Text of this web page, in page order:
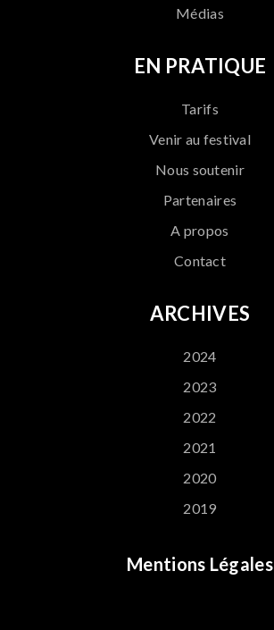
Médias
EN PRATIQUE
Tarifs
Venir au festival
Nous soutenir
Partenaires
A propos
Contact
ARCHIVES
2024
2023
2022
2021
2020
2019
Mentions Légales